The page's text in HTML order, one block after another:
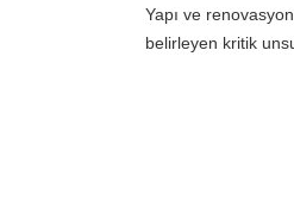
Yapı ve
belirleyen kritik